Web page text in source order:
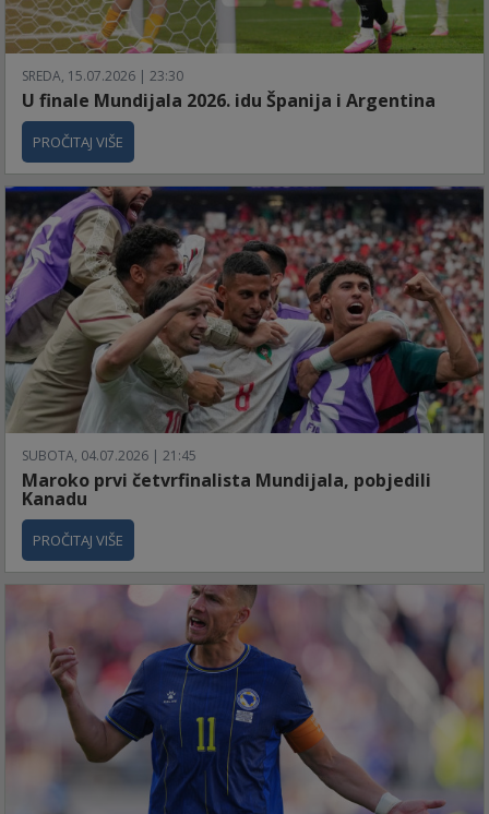
SREDA, 15.07.2026 | 23:30
U finale Mundijala 2026. idu Španija i Argentina
PROČITAJ VIŠE
SUBOTA, 04.07.2026 | 21:45
Maroko prvi četvrfinalista Mundijala, pobjedili
Kanadu
PROČITAJ VIŠE